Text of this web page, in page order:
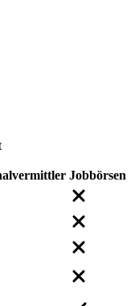
Jobbörsen